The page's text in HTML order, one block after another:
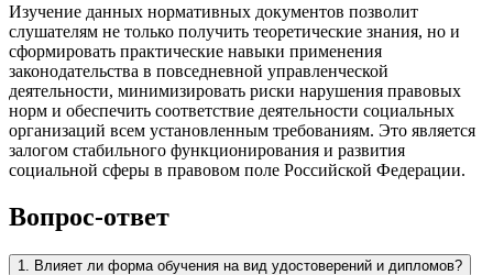
Изучение данных нормативных документов позволит
слушателям не только получить теоретические знания, но и
сформировать практические навыки применения
законодательства в повседневной управленческой
деятельности, минимизировать риски нарушения правовых
норм и обеспечить соответствие деятельности социальных
организаций всем установленным требованиям. Это является
залогом стабильного функционирования и развития
социальной сферы в правовом поле Российской Федерации.
Вопрос-ответ
1. Влияет ли форма обучения на вид удостоверений и дипломов?